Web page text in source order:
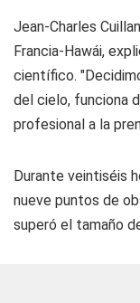
Jean-Charles
Francia-Hawái,
científico.
del cielo, funciona
profesional a la
Durante veintiséis
nueve puntos de
superó el tamaño